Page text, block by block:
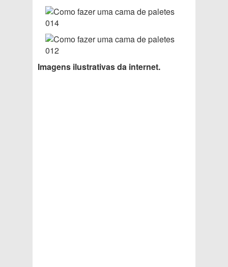
Imagens ilustrativas da internet.